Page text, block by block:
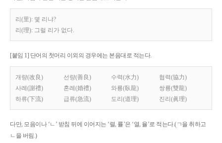
리(里): 몇 리냐?
리(理): 그럴 리가 없다.
[붙임 1] 단어의 첫머리 이외의 경우에는 본음대로 적는다.
개량(改良) 선량(善良) 수력(水力)
협력(協力)
사례(謝禮)
혼례(婚禮) 와룡(臥龍)
쌍룡(雙龍)
하류(下流)
급류(急流) 도리(道理) 진리(眞理)
다만, 모음이나 ‘ㄴ’ 받침 뒤에 이어지는 ‘렬, 률’은 ‘열, 율’로 적는다.(ㄱ을 취하고
ㄴ을 버림.)